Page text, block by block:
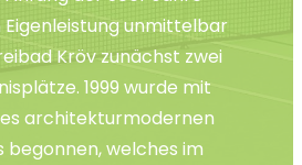
unmittelbar
Kröv zunächst zwei
1999 wurde mit
architekturmodernen
begonnen, welches im